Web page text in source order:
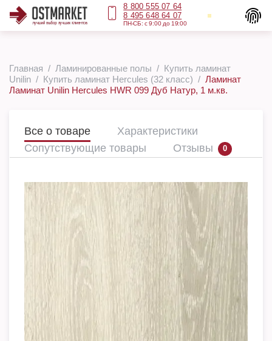
8 800 555 07 64
8 495 648 64 07
ПН-СБ: с 9:00 до 19:00
Главная Ламинированные полы
Купить ламинат
Unilin
Купить ламинат Hercules (32 класс)
Ламинат
Ламинат Unilin Hercules HWR 099 Дуб Натур, 1 м.кв.
Все о товаре
Характеристики
Сопутствующие товары
Отзывы 0